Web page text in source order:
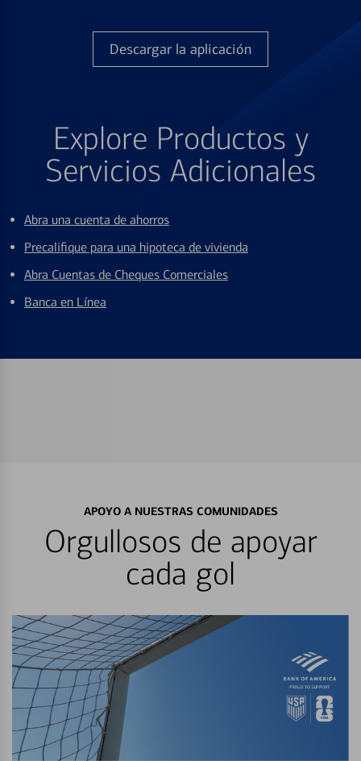
Descargar la aplicación
Explore Productos y
Servicios Adicionales
Abra una cuenta de ahorros
Precalifique para una hipoteca de vivienda
Abra Cuentas de Cheques Comerciales
Banca en Línea
APOYO A NUESTRAS COMUNIDADES
Orgullosos de apoyar
cada gol